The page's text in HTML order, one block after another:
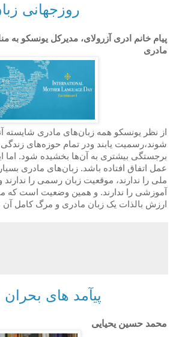
روزجهانی
پیام خانم ادری آزرولای، مدیرکل یونسکو به
مادری
از نظر یونسکو همه زبان‌های مادری شایسته
شوند،رسمیت یابند ودر تمام حوزه‌های
برجستگی بیشتری به آن‌ها بخشیده شود. اما
عمل اتفاق افتاده باشد. زبان‌های مادری
ملی را ندارند، موقعیت زبان رسمی را
آموزشی را ندارند. و همین وضعیت است که
ارزش بالذات یک زبان مادری و مرگ کامل
پیآمد های
محمد حسین یحیایی